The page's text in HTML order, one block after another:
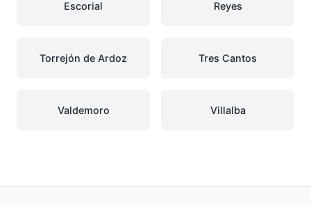
Escorial
Reyes
Torrejón de Ardoz Tres Cantos
Valdemoro Villalba